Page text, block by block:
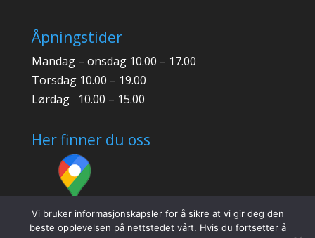
Åpningstider
Mandag – onsdag 10.00 – 17.00
Torsdag 10.00 – 19.00
Lørdag 10.00 – 15.00
Her finner du oss
Vi bruker informasjonskapsler for å sikre at vi gir deg den
beste opplevelsen på nettstedet vårt. Hvis du fortsetter å